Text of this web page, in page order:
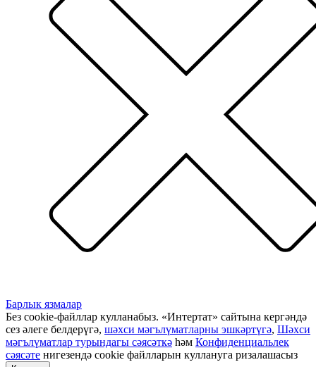
Барлык язмалар
Без cookie-файллар кулланабыз. «Интертат» сайтына кергәндә
сез әлеге белдерүгә, шәхси мәгълүматларны эшкәртүгә, Шәхси
мәгълүматлар турындагы сәясәткә һәм Конфиденциальлек
сәясәте нигезендә cookie файлларын куллануга ризалашасыз